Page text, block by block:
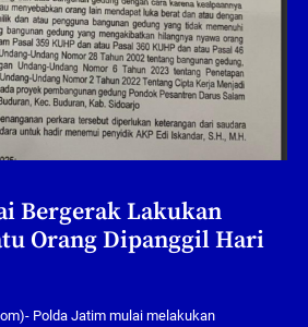
Demi Jajaran Direksi Delta Tirta Yang
Bergerak Lakukan
Orang Dipanggil Hari
Polda Jatim mulai melakukan